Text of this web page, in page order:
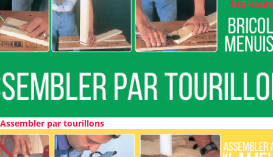
Assembler par tourillons